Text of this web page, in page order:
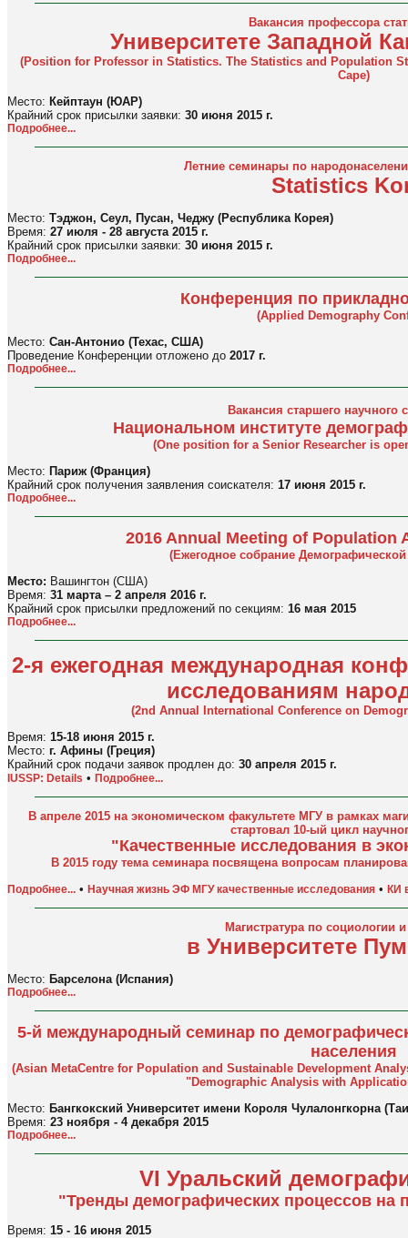
Вакансия профессора
Университете Западной
(Position for Professor in Statistics. The Statistics and Population
Cape)
Место: Кейптаун (ЮАР)
Крайний срок присылки заявки: 30 июня 2015 г.
Подробнее...
Летние семинары по
Statistics
Место: Тэджон, Сеул, Пусан, Чеджу (Республика Корея)
Время: 27 июля - 28 августа 2015 г.
Крайний срок присылки заявки: 30 июня 2015 г.
Подробнее...
Конференция по
(Applied Demography
Место: Сан-Антонио (Техас, США)
Проведение Конференции отложено до 2017 г.
Подробнее...
Вакансия старшего научного
Национальном институте
(One position for a Senior Researcher is
Место: Париж (Франция)
Крайний срок получения заявления соискателя: 17 июня 2015 г.
Подробнее...
2016 Annual Meeting of Population
(Ежегодное собрание
Место: Вашингтон (США)
Время: 31 марта – 2 апреля 2016 г.
Крайний срок присылки предложений по секциям: 16 мая 2015
Подробнее...
2-я ежегодная международная
исследованиям
(2nd Annual International Conference on
Время: 15-18 июня 2015 г.
Место: г. Афины (Греция)
Крайний срок подачи заявок продлен до: 30 апреля 2015 г.
IUSSP: Details • Подробнее...
В апреле 2015 на экономическом факультете МГУ в рамках
стартовал 10-ый цикл
"Качественные исследования в
В 2015 году тема семинара посвящена вопросам
Подробнее... • Научная жизнь ЭФ МГУ качественные исследования • КИ
Магистратура по социологии
в Университете
Место: Барселона (Испания)
Подробнее...
5-й международный семинар по
населения
(Asian MetaCentre for Population and Sustainable Development
"Demographic Analysis with
Место: Бангкокский Университет имени Короля Чулалонгкорна
Время: 23 ноября - 4 декабря 2015
Подробнее...
VI Уральский
"Тренды демографических процессов на
Время: 15 - 16 июня 2015